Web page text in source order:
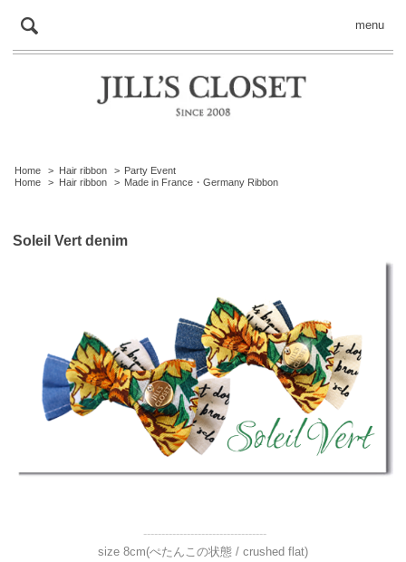
menu
Home > Hair ribbon > Party Event
Home
> Hair ribbon > Made in France・Germany Ribbon
Soleil Vert denim
----------------------------------
size 8cm(ぺたんこの状態 / crushed flat)